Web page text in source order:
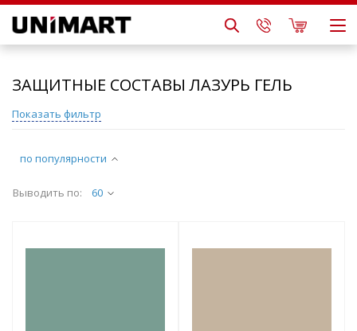
ЗАЩИТНЫЕ СОСТАВЫ ЛАЗУРЬ ГЕЛЬ
по популярности
Выводить по: 60
Показать фильтр